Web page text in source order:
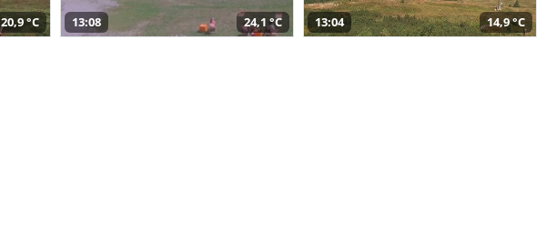
20,9 °C 13:08 24,1 °C 13:04 14,9 °C